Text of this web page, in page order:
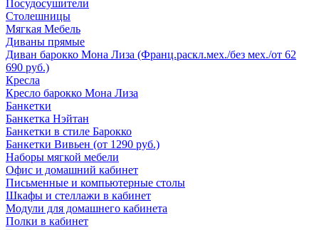
Посудосушители
Столешницы
Мягкая Мебель
Диваны прямые
Диван барокко Мона Лиза (Франц.раскл.мех./без мех./от 62
690 руб.)
Кресла
Кресло барокко Мона Лиза
Банкетки
Банкетка Нэйтан
Банкетки в стиле Барокко
Банкетки Вивьен (от 1290 руб.)
Наборы мягкой мебели
Офис и домашний кабинет
Письменные и компьютерные столы
Шкафы и стеллажи в кабинет
Модули для домашнего кабинета
Полки в кабинет